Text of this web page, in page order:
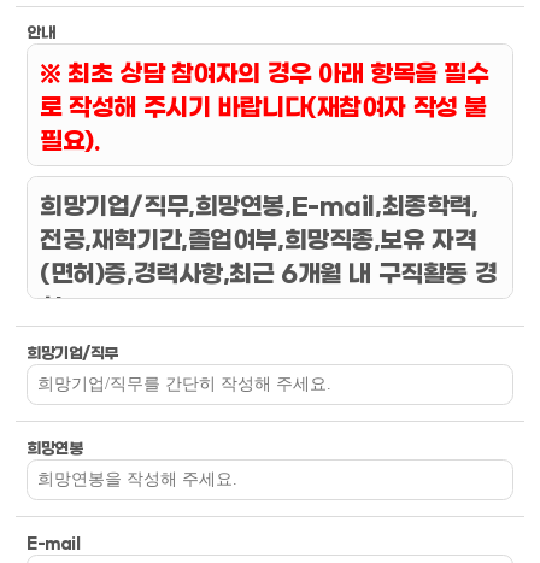
안내
※ 최초 상담 참여자의 경우 아래 항목을 필수
로 작성해 주시기 바랍니다(재참여자 작성 불
필요).
희망기업/직무,희망연봉,E-mail,최종학력,
전공,재학기간,졸업여부,희망직종,보유 자격
(면허)증,경력사항,최근 6개월 내 구직활동 경
험
희망기업/직무
희망연봉
E-mail